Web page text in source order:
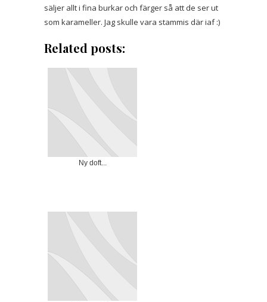
säljer allt i fina burkar och färger så att de ser ut
som karameller. Jag skulle vara stammis där iaf :)
Related posts:
Ny doft...